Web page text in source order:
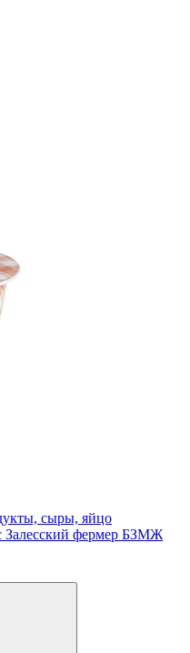
сыры, яйцо
Залесский фермер БЗМЖ